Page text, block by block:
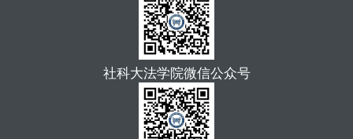
社科大法学院微信公众号